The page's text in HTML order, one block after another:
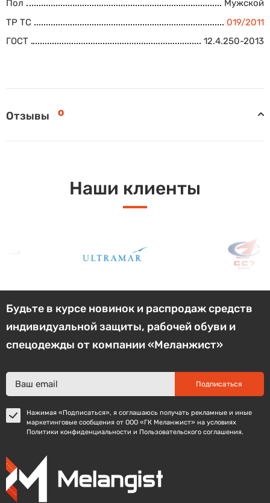
Пол
Мужской
ТР ТС
019/2011
ГОСТ
12.4.250-2013
Отзывы 0
Наши клиенты
Будьте в курсе новинок и распродаж средств
индивидуальной защиты, рабочей обуви и
спецодежды от компании «Меланжист»
Подписаться
Нажимая «Подписаться», я соглашаюсь получать рекламные и иные
маркетинговые сообщения от ООО «ГК Меланжист» на условиях
Политики конфиденциальности и Пользовательского соглашения.